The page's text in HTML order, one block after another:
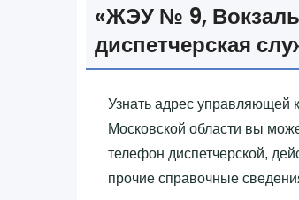
«‎ЖЭУ № 9,
диспетчерская
Узнать адрес управляющей
Московской области вы
телефон диспетчерской,
прочие справочные